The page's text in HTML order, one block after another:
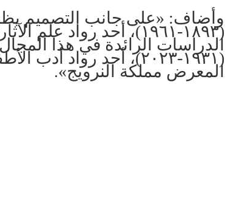
وأضاف: «على جانب التصميم
(١٨٩٣-١٩٦١)، أحد رواد
الدراسات الرائدة في هذا
(١٩٣١-٢٠٢٣)، أحد
المعرض مملكة النرويج».